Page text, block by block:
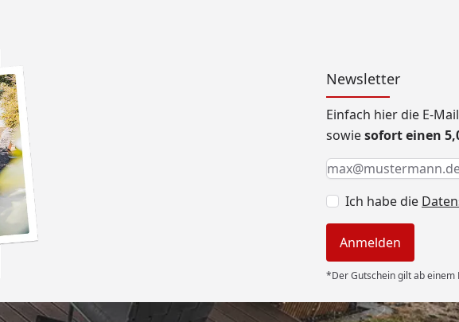
Newsletter
Einfach hier die E-
sowiesofort einen
Keine Eingabe
Eingabe erforderlich
E-Mail *
Ich habe die
Anmelden
*Der Gutschein gilt ab einem